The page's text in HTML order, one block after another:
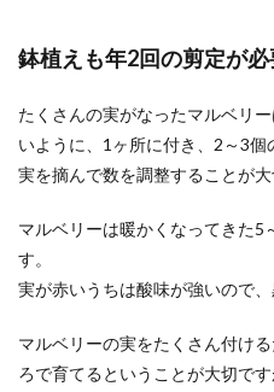
鉢植えも年2回の剪定が必
たくさんの実がなったマルベリ
いように、1ヶ所に付き、2～3
実を摘んで数を調整することが大
マルベリーは暖かくなってきた5
す。
実が赤いうちは酸味が強いので
マルベリーの実をたくさん付け
ろで育てるということが大切で